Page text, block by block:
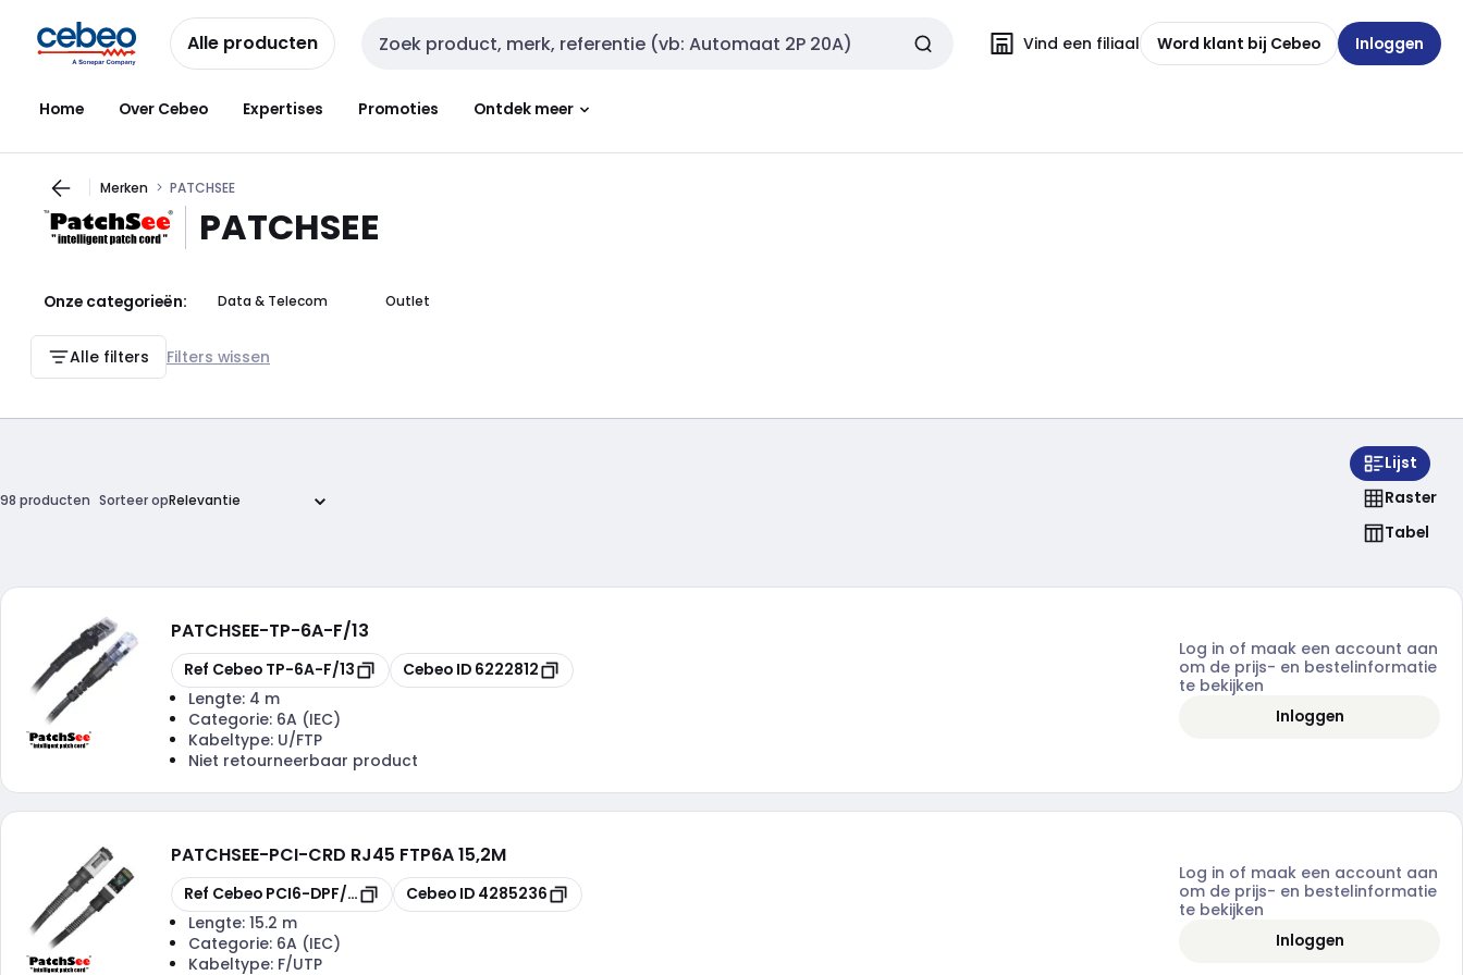
naar
navigatie
naar
inhoud
Alle producten Zoekveld invoer Vind een filiaal Word klant bij Cebeo Inloggen
Home Over Cebeo Expertises Promoties Ontdek meer
Merken PATCHSEE
PATCHSEE
Onze categorieën: Data & Telecom Outlet
Alle filters Filters wissen
98 producten Sorteer op
Lijst
Raster
Tabel
PATCHSEE-TP-6A-F/13
Kopiëren
Ref Cebeo TP-6A-F/13 Kopiëren
Cebeo ID 6222812
Lengte: 4 m
Categorie: 6A (IEC)
Kabeltype: U/FTP
Niet retourneerbaar product
Log in of maak een account aan
om de prijs- en bestelinformatie
te bekijken
Inloggen
PATCHSEE-PCI-CRD RJ45 FTP6A 15,2M
Kopiëren
Ref Cebeo PCI6-DPF/50 Kopiëren
Cebeo ID 4285236
Lengte: 15.2 m
Categorie: 6A (IEC)
Kabeltype: F/UTP
Log in of maak een account aan
om de prijs- en bestelinformatie
te bekijken
Inloggen